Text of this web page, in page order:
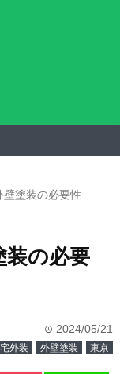
塗装の必要性
装の必要
time 2024/05/21
外装 外壁塗装 東京